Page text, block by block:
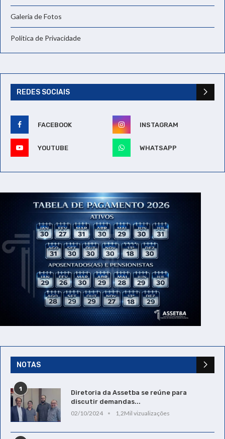
Galeria de Fotos
Política de Privacidade
REDES SOCIAIS
FACEBOOK INSTAGRAM
YOUTUBE WHATSAPP
NOTAS
1
Diretoria da Assetba se reúne para
discutir demandas...
02/10/2024
1,2Mil vizualizações